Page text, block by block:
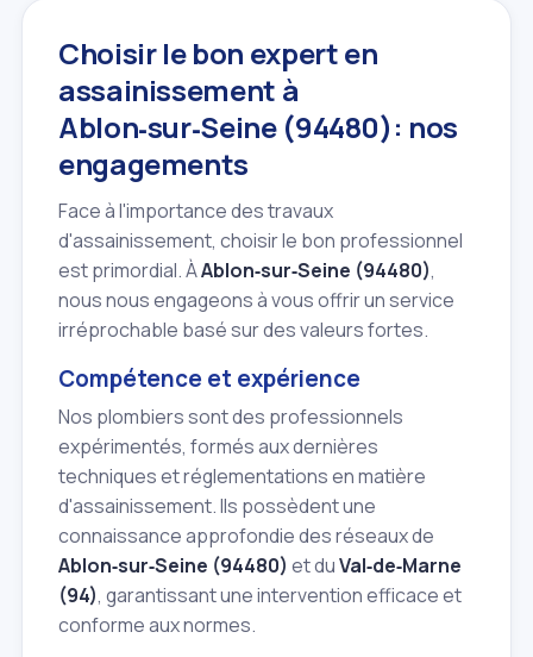
Choisir le bon expert en
assainissement à
Ablon‑sur‑Seine (94480): nos
engagements
Face à l'importance des travaux
d'assainissement, choisir le bon professionnel
est primordial. ÀAblon‑sur‑Seine (94480),
nous nous engageons à vous offrir un service
irréprochable basé sur des valeurs fortes.
Compétence et expérience
Nos plombiers sont des professionnels
expérimentés, formés aux dernières
techniques et réglementations en matière
d'assainissement. Ils possèdent une
connaissance approfondie des réseaux de
Ablon‑sur‑Seine (94480) et duVal‑de‑Marne
(94), garantissant une intervention efficace et
conforme aux normes.